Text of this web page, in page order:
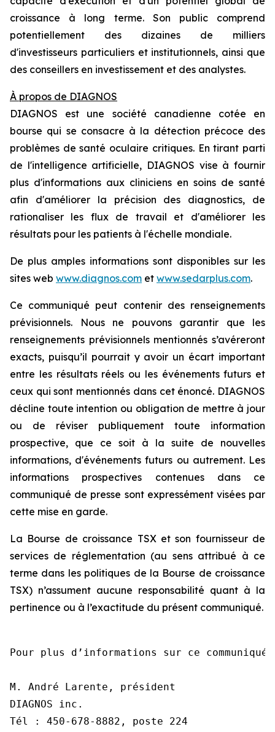
croissance à long terme. Son public comprend
potentiellement des dizaines de milliers
d'investisseurs particuliers et institutionnels, ainsi que
des conseillers en investissement et des analystes.
À propos de DIAGNOS
DIAGNOS est une société canadienne cotée en
bourse qui se consacre à la détection précoce des
problèmes de santé oculaire critiques. En tirant parti
de l'intelligence artificielle, DIAGNOS vise à fournir
plus d'informations aux cliniciens en soins de santé
afin d'améliorer la précision des diagnostics, de
rationaliser les flux de travail et d'améliorer les
résultats pour les patients à l'échelle mondiale.
De plus amples informations sont disponibles sur les
sites web www.diagnos.com et www.sedarplus.com.
Ce communiqué peut contenir des renseignements
prévisionnels. Nous ne pouvons garantir que les
renseignements prévisionnels mentionnés s’avéreront
exacts, puisqu’il pourrait y avoir un écart important
entre les résultats réels ou les événements futurs et
ceux qui sont mentionnés dans cet énoncé. DIAGNOS
décline toute intention ou obligation de mettre à jour
ou de réviser publiquement toute information
prospective, que ce soit à la suite de nouvelles
informations, d'événements futurs ou autrement. Les
informations prospectives contenues dans ce
communiqué de presse sont expressément visées par
cette mise en garde.
La Bourse de croissance TSX et son fournisseur de
services de réglementation (au sens attribué à ce
terme dans les politiques de la Bourse de croissance
TSX) n’assument aucune responsabilité quant à la
pertinence ou à l’exactitude du présent communiqué.
Pour plus d’informations sur ce
M. André Larente, président
DIAGNOS inc.
Tél : 450-678-8882, poste 224